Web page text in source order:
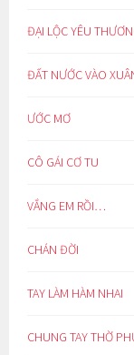
ĐẠI LỘC YÊU
ĐẤT NƯỚC VÀO
ƯỚC MƠ
CÔ GÁI CƠ TU
VẮNG EM RỒI…
CHÁN ĐỜI
TAY LÀM HÀM NHAI
CHUNG TAY THỜ